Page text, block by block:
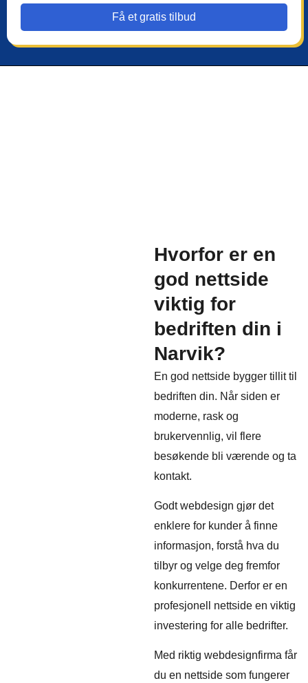
Få et gratis tilbud
Hvorfor er en
god nettside
viktig for
bedriften din i
Narvik?
En god nettside bygger tillit til
bedriften din. Når siden er
moderne, rask og
brukervennlig, vil flere
besøkende bli værende og ta
kontakt.
Godt webdesign gjør det
enklere for kunder å finne
informasjon, forstå hva du
tilbyr og velge deg fremfor
konkurrentene. Derfor er en
profesjonell nettside en viktig
investering for alle bedrifter.
Med riktig webdesignfirma får
du en nettside som fungerer